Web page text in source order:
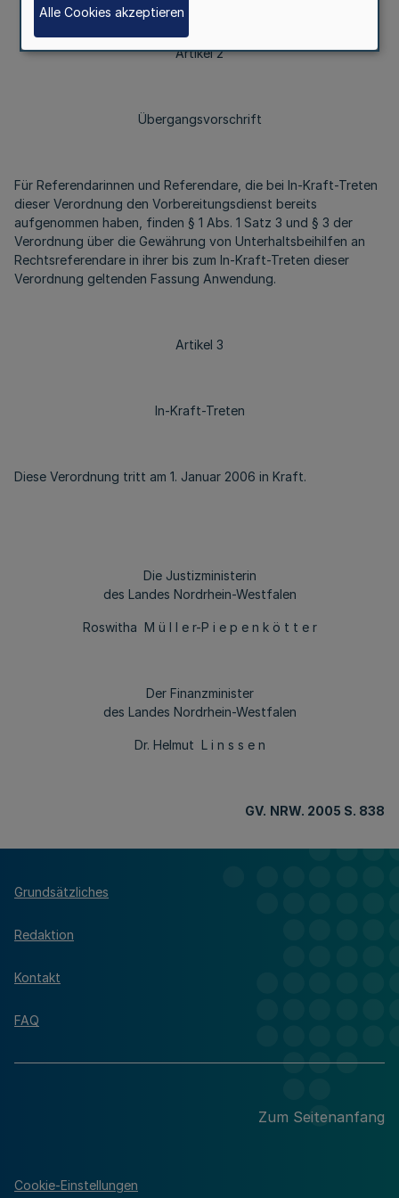
Artikel 2
Übergangsvorschrift
Für Referendarinnen und Referendare, die bei In-Kraft-Treten
dieser Verordnung den Vorbereitungsdienst bereits
aufgenommen haben, finden § 1 Abs. 1 Satz 3 und § 3 der
Verordnung über die Gewährung von Unterhaltsbeihilfen an
Rechtsreferendare in ihrer bis zum In-Kraft-Treten dieser
Verordnung geltenden Fassung Anwendung.
Artikel 3
In-Kraft-Treten
Diese Verordnung tritt am 1. Januar 2006 in Kraft.
Die Justizministerin
des Landes Nordrhein-Westfalen
Roswitha M ü l l e r-P i e p e n k ö t t e r
Der Finanzminister
des Landes Nordrhein-Westfalen
Dr. Helmut L i n s s e n
GV. NRW. 2005 S. 838
Grundsätzliches
Redaktion
Kontakt
FAQ
Zum Seitenanfang
Cookie-Einstellungen
Alle Cookies akzeptieren